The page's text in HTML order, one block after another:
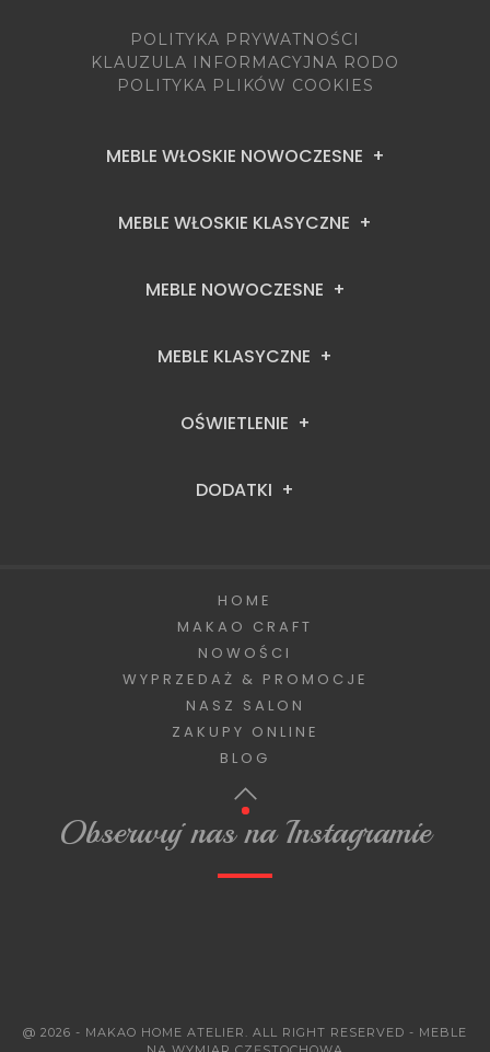
POLITYKA PRYWATNOŚCI
KLAUZULA INFORMACYJNA RODO
POLITYKA PLIKÓW COOKIES
MEBLE WŁOSKIE NOWOCZESNE
MEBLE WŁOSKIE KLASYCZNE
MEBLE NOWOCZESNE
MEBLE KLASYCZNE
OŚWIETLENIE
DODATKI
HOME
MAKAO CRAFT
NOWOŚCI
WYPRZEDAŻ & PROMOCJE
NASZ SALON
ZAKUPY ONLINE
BLOG
Obserwuj nas na Instagramie
@ 2026 - MAKAO HOME ATELIER. ALL RIGHT RESERVED - MEBLE